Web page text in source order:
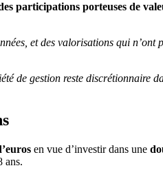
participations porteuses de
et des valorisations qui n’ont
de gestion reste discrétionnaire
en vue d’investir dans une
ans.